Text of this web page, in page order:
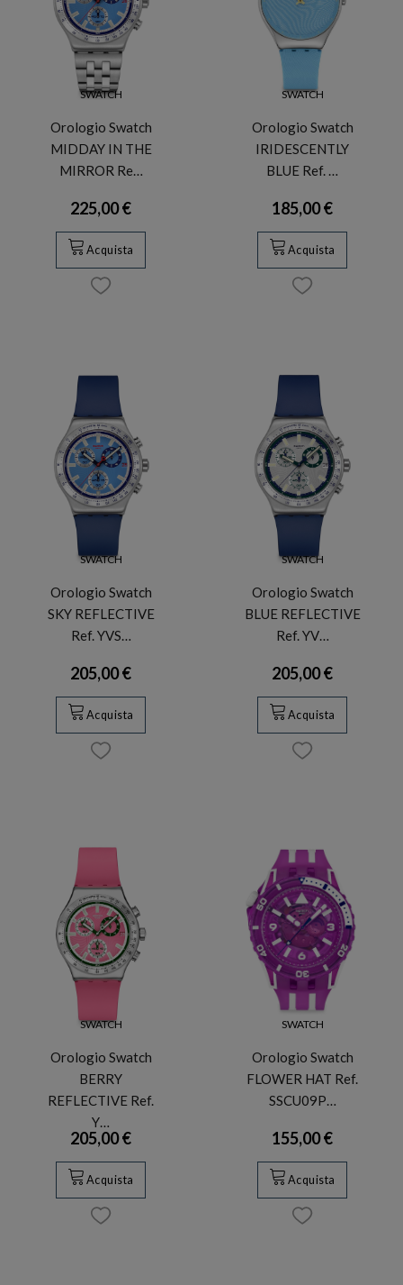
SWATCH
Orologio Swatch
MIDDAY IN THE
MIRROR Re…
225,00 €
Acquista
SWATCH
Orologio Swatch
IRIDESCENTLY
BLUE Ref. …
185,00 €
Acquista
SWATCH
Orologio Swatch
SKY REFLECTIVE
Ref. YVS…
205,00 €
Acquista
SWATCH
Orologio Swatch
BLUE REFLECTIVE
Ref. YV…
205,00 €
Acquista
SWATCH
Orologio Swatch
BERRY
REFLECTIVE Ref.
Y…
205,00 €
Acquista
SWATCH
Orologio Swatch
FLOWER HAT Ref.
SSCU09P…
155,00 €
Acquista